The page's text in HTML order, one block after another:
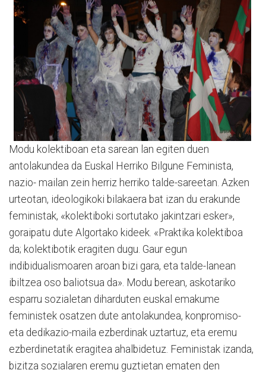
Modu kolektiboan eta sarean lan egiten duen
antolakundea da Euskal Herriko Bilgune Feminista,
nazio- mailan zein herriz herriko talde-sareetan. Azken
urteotan, ideologikoki bilakaera bat izan du erakunde
feministak, «kolektiboki sortutako jakintzari esker»,
goraipatu dute Algortako kideek. «Praktika kolektiboa
da; kolektibotik eragiten dugu. Gaur egun
indibidualismoaren aroan bizi gara, eta talde-lanean
ibiltzea oso baliotsua da». Modu berean, askotariko
esparru sozialetan diharduten euskal emakume
feministek osatzen dute antolakundea, konpromiso-
eta dedikazio-maila ezberdinak uztartuz, eta eremu
ezberdinetatik eragitea ahalbidetuz. Feministak izanda,
bizitza sozialaren eremu guztietan ematen den